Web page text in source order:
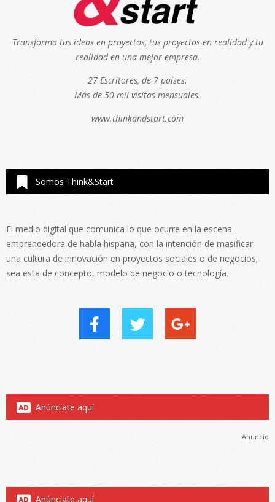
Transforma tus ideas en proyectos, tus proyectos en realidad y tu
realidad en una mejor empresa.
27 Escritores, de 7 países.
Más de 50 mil visitas mensuales.
www.thinkandstart.com
Somos Think&Start
El medio digital que comunica lo que ocurre en la escena
emprendedora de habla hispana, con la intención de masificar
una cultura de innovación en proyectos sociales o de negocios;
sea esta de concepto, modelo de negocio o tecnología.
Anúnciate aquí
Anuncio
Anúnciate aquí